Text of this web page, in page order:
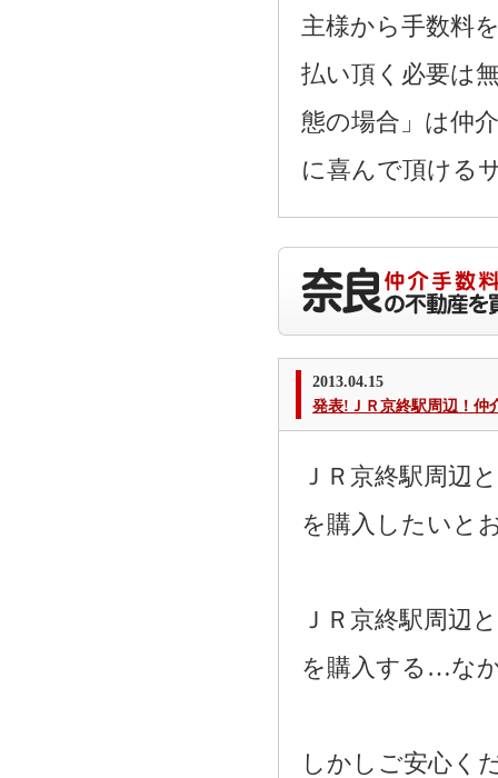
主様から手数料
払い頂く必要は
態の場合」は仲
に喜んで頂ける
2013.04.15
発表!ＪＲ京終駅周辺！仲
ＪＲ京終駅周辺
を購入したいと
ＪＲ京終駅周辺
を購入する…な
しかしご安心く